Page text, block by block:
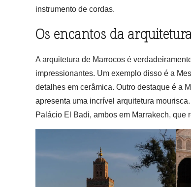
instrumento de cordas.
Os encantos da
A arquitetura de Marrocos é
impressionantes. Um exemplo disso é a
detalhes em cerâmica. Outro destaque é a
apresenta uma incrível arquitetura
Palácio El Badi, ambos em Marrakech,